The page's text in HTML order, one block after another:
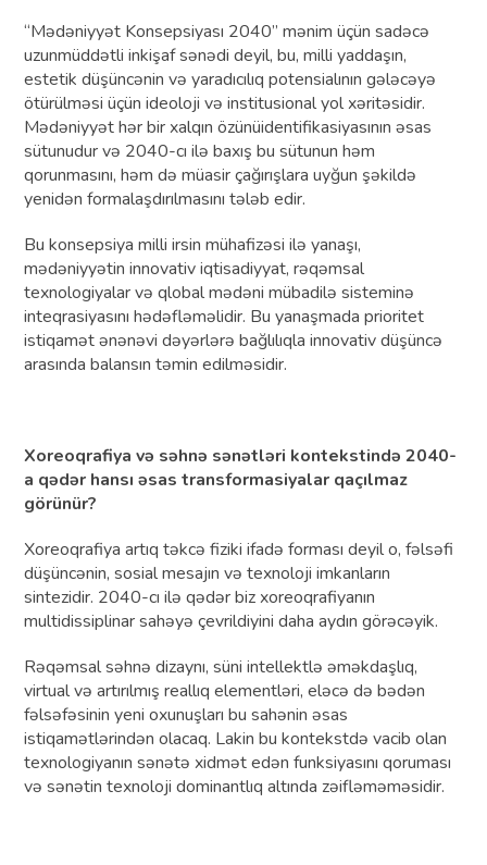
“Mədəniyyət Konsepsiyası 2040” mənim üçün sadəcə
uzunmüddətli inkişaf sənədi deyil, bu, milli yaddaşın,
estetik düşüncənin və yaradıcılıq potensialının gələcəyə
ötürülməsi üçün ideoloji və institusional yol xəritəsidir.
Mədəniyyət hər bir xalqın özünüidentifikasiyasının əsas
sütunudur və 2040-cı ilə baxış bu sütunun həm
qorunmasını, həm də müasir çağırışlara uyğun şəkildə
yenidən formalaşdırılmasını tələb edir.
Bu konsepsiya milli irsin mühafizəsi ilə yanaşı,
mədəniyyətin innovativ iqtisadiyyat, rəqəmsal
texnologiyalar və qlobal mədəni mübadilə sisteminə
inteqrasiyasını hədəfləməlidir. Bu yanaşmada prioritet
istiqamət ənənəvi dəyərlərə bağlılıqla innovativ düşüncə
arasında balansın təmin edilməsidir.
Xoreoqrafiya və səhnə sənətləri kontekstində 2040-
a qədər hansı əsas transformasiyalar qaçılmaz
görünür?
Xoreoqrafiya artıq təkcə fiziki ifadə forması deyil o, fəlsəfi
düşüncənin, sosial mesajın və texnoloji imkanların
sintezidir. 2040-cı ilə qədər biz xoreoqrafiyanın
multidissiplinar sahəyə çevrildiyini daha aydın görəcəyik.
Rəqəmsal səhnə dizaynı, süni intellektlə əməkdaşlıq,
virtual və artırılmış reallıq elementləri, eləcə də bədən
fəlsəfəsinin yeni oxunuşları bu sahənin əsas
istiqamətlərindən olacaq. Lakin bu kontekstdə vacib olan
texnologiyanın sənətə xidmət edən funksiyasını qoruması
və sənətin texnoloji dominantlıq altında zəifləməməsidir.